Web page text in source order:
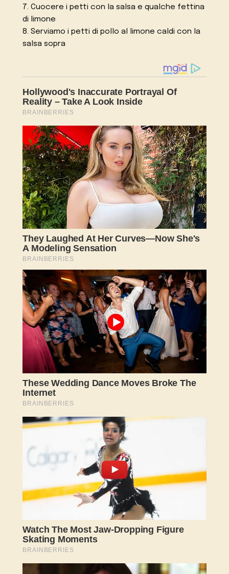
7. Cuocere i petti con la salsa e qualche fettina
di limone
8. Serviamo i petti di pollo al limone caldi con la
salsa sopra